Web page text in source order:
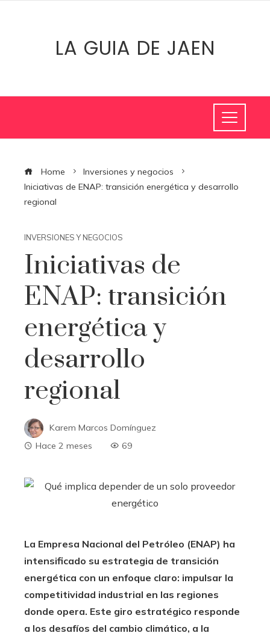
LA GUIA DE JAEN
Home
Inversiones y negocios
Iniciativas de ENAP: transición energética y desarrollo
regional
INVERSIONES Y NEGOCIOS
Iniciativas de
ENAP: transición
energética y
desarrollo
regional
Karem Marcos Domínguez
Hace 2 meses
69
La Empresa Nacional del Petróleo (ENAP) ha
intensificado su estrategia de transición
energética con un enfoque claro: impulsar la
competitividad industrial en las regiones
donde opera. Este giro estratégico responde
a los desafíos del cambio climático, a la